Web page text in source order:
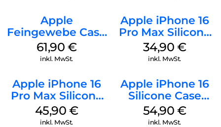
Apple
Feingewebe Case
iPhone 15 Pro
MagSafe Schwarz
61,90 €
inkl. MwSt.
Apple iPhone 16
Pro Max Silicone
Case MagSafe
Denim
34,90 €
inkl. MwSt.
Apple iPhone 16
Pro Max Silicone
Case MagSafe
Ultramarine
45,90 €
inkl. MwSt.
Apple iPhone 16
Silicone Case
MagSafe Lake
Green
54,90 €
inkl. MwSt.